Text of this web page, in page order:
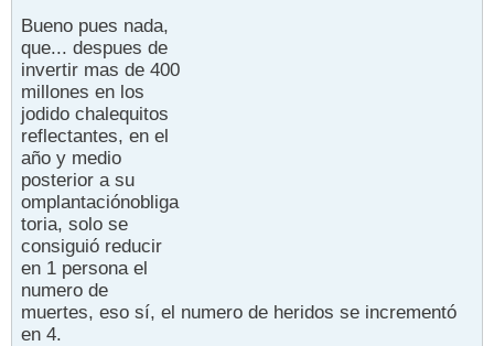
Bueno pues nada,
que... despues de
invertir mas de 400
millones en los
jodido chalequitos
reflectantes, en el
año y medio
posterior a su
omplantaciónobliga
toria, solo se
consiguió reducir
en 1 persona el
numero de
muertes, eso sí, el numero de heridos se incrementó
en 4.